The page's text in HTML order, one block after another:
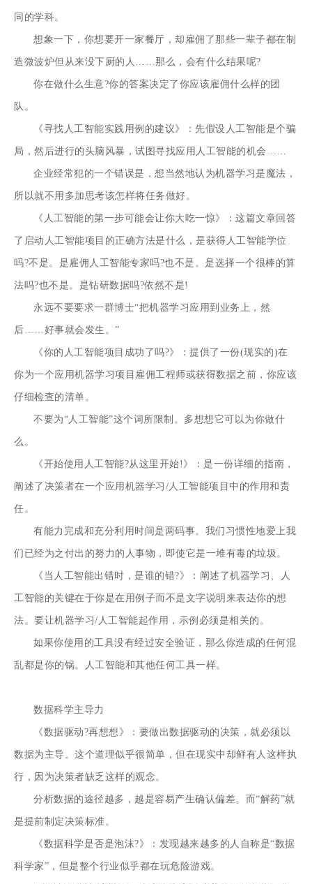
同的学科。
想象一下，你想要开一家餐厅，却雇佣了那些一辈子都在制
造微波炉但从来没下厨的人……那么，会有什么结果呢?
你在做什么生意?你的答案决定了你应该雇佣什么样的团
队。
《寻找人工智能实践用例的建议》：先假设人工智能是个骗
局，然后进行的头脑风暴，试图寻找应用人工智能的机会……
企业经常犯的一个错误是，想当然地认为机器学习是魔法，
所以就不用多加思考该怎样将任务做好。
《人工智能的第一步可能会让你大吃一惊》：这篇文章回答
了启动人工智能项目的正确方法是什么，是获得人工智能学位
吗?不是。是雇佣人工智能专家吗?也不是。是选择一个很棒的算
法吗?也不是。是钻研数据吗?依然不是!
永远不要要求一群博士“把机器学习应用到业务上，然
后……好事就会发生。”
《你的人工智能项目成功了吗?》：提供了一份(现实的)在
你为一个应用机器学习项目雇佣工程师或获得数据之前，你应该
仔细检查的清单。
不要为“人工智能”这个词所限制。多想想它可以为你做什
么。
《开始使用人工智能?从这里开始!》：是一份详细的指南，
阐述了决策者在一个应用机器学习/人工智能项目中的作用和责
任。
有能力完成和充分利用时间是两码事。我们习惯性地爱上我
们已经为之付出的努力的人事物，即使它是一堆有毒的垃圾。
《当人工智能出错时，是谁的错?》：阐述了机器学习、人
工智能的关键在于你是在用例子而不是文字说明来表达你的想
法。要让机器学习/人工智能起作用，示例必须是相关的。
如果你使用的工具没有经过安全验证，那么你造成的任何混
乱都是你的锅。人工智能和其他任何工具一样。
数据科学主导力
《数据驱动?再想想》：要做出数据驱动的决策，就必须以
数据为主导。这个道理似乎很简单，但在现实中却鲜有人这样执
行，因为决策者缺乏这样的观念。
分析数据的途径越多，越是容易产生确认偏差。而“解药”就
是提前制定决策标准。
《数据科学是否是泡沫?》：发现越来越多的人自称是“数据
科学家”，但是整个行业似乎都在玩危险游戏。